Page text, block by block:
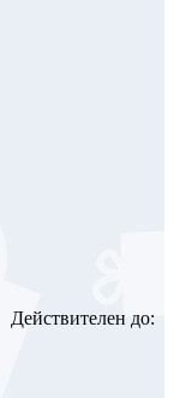
Действителен до: